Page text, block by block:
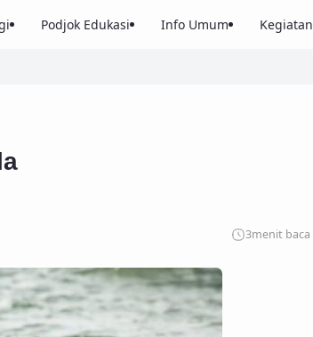
Podjok Edukasi Info Umum Kegiatan
3menit baca